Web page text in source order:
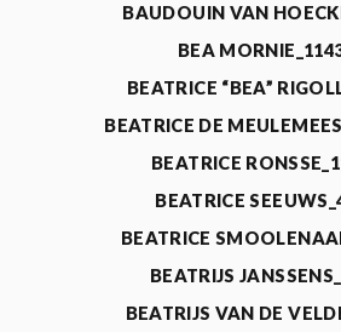
BAUDOUIN VAN
BEA
BEATRICE “BEA”
BEATRICE DE
BEATRICE
BEATRICE
BEATRICE
BEATRIJS
BEATRIJS VAN DE